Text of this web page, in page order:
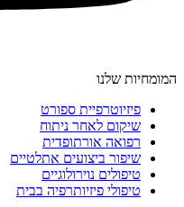
המומחיות שלנו
פיזיוטרפיית ספורט
שיקום לאחר ניתוח
רפואה אורתופדית
שיפור ביצועים אתלטיים
טיפולים נוירולוגיים
טיפולי פיזיותרפיה בבית